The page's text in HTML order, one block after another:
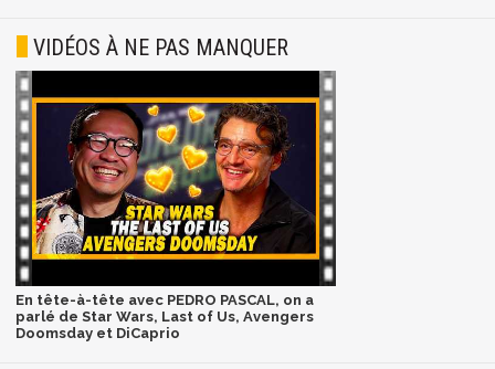
VIDÉOS À NE PAS MANQUER
En tête-à-tête avec PEDRO PASCAL, on a
parlé de Star Wars, Last of Us, Avengers
Doomsday et DiCaprio